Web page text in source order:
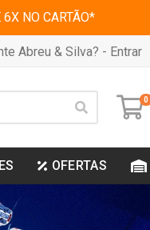
NO CARTÃO*
Abreu & Silva? - Entrar
0
OFERTAS